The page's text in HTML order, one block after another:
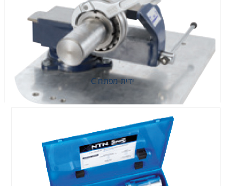
ידית מפתח C
ידית מפתח C